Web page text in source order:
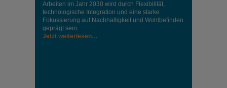
Arbeiten im Jahr 2030 wird durch Flexibilität,
technologische Integration und eine starke
Fokussierung auf Nachhaltigkeit und Wohlbefinden
geprägt sein.
Jetzt weiterlesen…